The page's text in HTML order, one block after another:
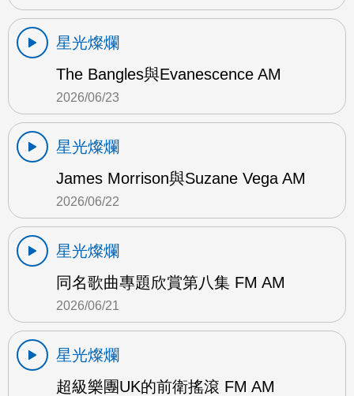
星光燦爛
The Bangles與Evanescence AM
2026/06/23
星光燦爛
James Morrison與Suzane Vega AM
2026/06/22
星光燦爛
同名歌曲專題欣賞第八集 FM AM
2026/06/21
星光燦爛
超級樂團UK的前衛搖滾 FM AM